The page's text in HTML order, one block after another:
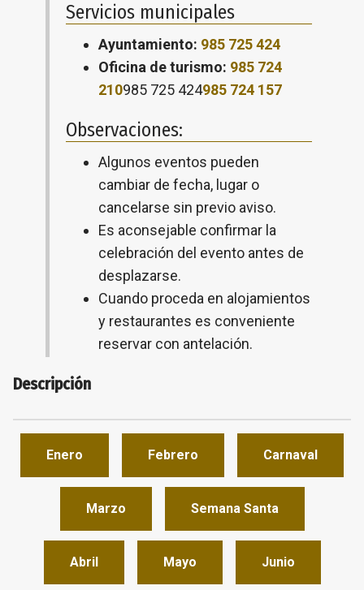
Servicios municipales
Ayuntamiento: 985 725 424
Oficina de turismo: 985 724
210985 725 424985 724 157
Observaciones:
Algunos eventos pueden
cambiar de fecha, lugar o
cancelarse sin previo aviso.
Es aconsejable confirmar la
celebración del evento antes de
desplazarse.
Cuando proceda en alojamientos
y restaurantes es conveniente
reservar con antelación.
Descripción
Enero Febrero Carnaval
Marzo Semana Santa
Abril Mayo Junio